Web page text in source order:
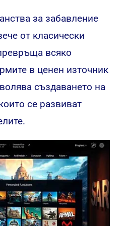
за забавление
от класически
всяко
в ценен източник
създаването на
се развиват